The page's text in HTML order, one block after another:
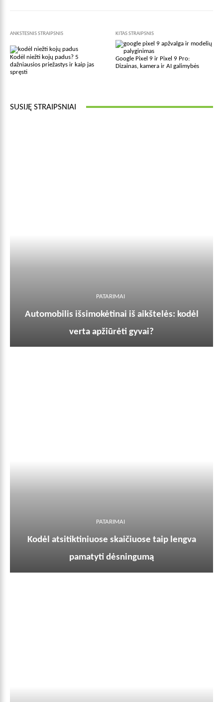
ANKSTESNIS STRAIPSNIS
Kodėl niežti kojų padus? 5
dažniausios priežastys ir kaip jas
spręsti
KITAS STRAIPSNIS
Google Pixel 9 ir Pixel 9 Pro:
Dizainas, kamera ir AI galimybės
SUSIJĘ STRAIPSNIAI
PATARIMAI
Automobilis išsimokėtinai iš aikštelės: kodėl
verta apžiūrėti gyvai?
PATARIMAI
Kodėl atsitiktiniuose skaičiuose taip lengva
pamatyti dėsningumą